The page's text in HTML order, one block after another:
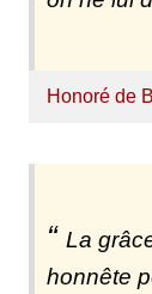
Honoré de
La
honnête